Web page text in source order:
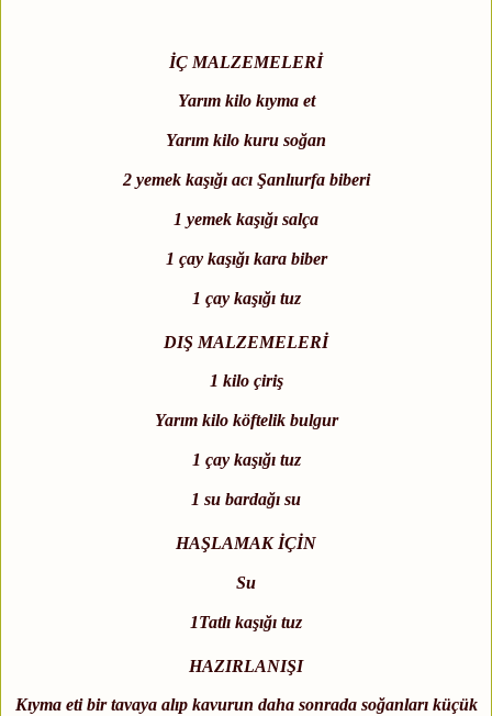
İÇ MALZEMELERİ
Yarım kilo kıyma et
Yarım kilo kuru soğan
2 yemek kaşığı acı Şanlıurfa biberi
1 yemek kaşığı salça
1 çay kaşığı kara biber
1 çay kaşığı tuz
DIŞ MALZEMELERİ
1 kilo çiriş
Yarım kilo köftelik bulgur
1 çay kaşığı tuz
1 su bardağı su
HAŞLAMAK İÇİN
Su
1Tatlı kaşığı tuz
HAZIRLANIŞI
Kıyma eti bir tavaya alıp kavurun daha sonrada soğanları küçük